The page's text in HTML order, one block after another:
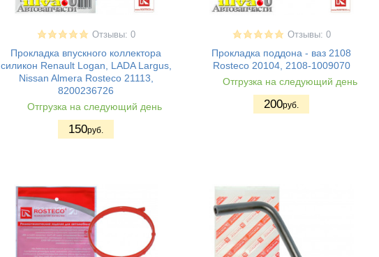
Отзывы: 0
Прокладка впускного коллектора
силикон Renault Logan, LADA Largus,
Nissan Almera Rosteco 21113,
8200236726
Отгрузка на следующий день
150руб.
Отзывы: 0
Прокладка поддона - ваз 2108
Rosteco 20104, 2108-1009070
Отгрузка на следующий день
200руб.